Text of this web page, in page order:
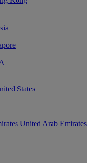
States
United Arab Emirates